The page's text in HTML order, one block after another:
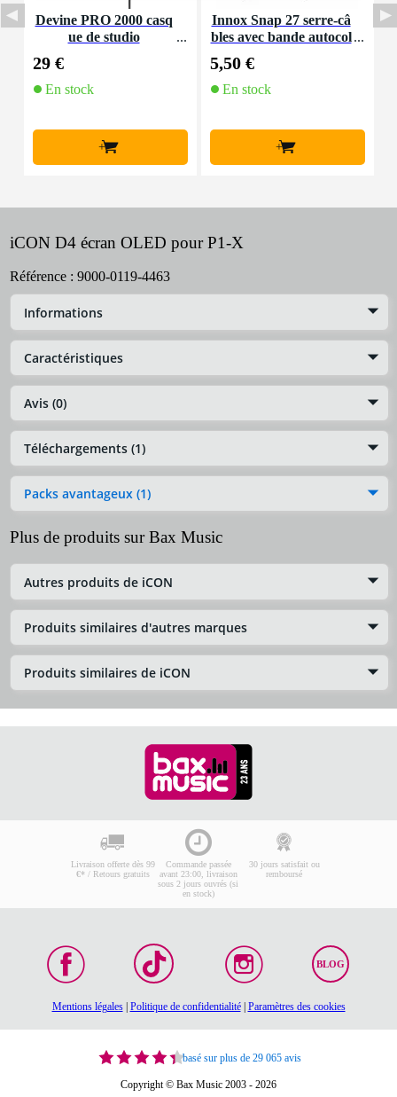
Devine PRO 2000 casq
ue de studio
29 €
En stock
+
Innox Snap 27 serre-câ
bles avec bande autocol
5,50 €
En stock
+
iCON D4 écran OLED pour P1-X
Référence : 9000-0119-4463
Informations
Caractéristiques
Avis (0)
Téléchargements (1)
Packs avantageux (1)
Plus de produits sur Bax Music
Autres produits de iCON
Produits similaires d'autres marques
Produits similaires de iCON
Livraison offerte dès 99
€* / Retours gratuits
Commande passée
avant 23:00, livraison
sous 2 jours ouvrés (si
en stock)
30 jours satisfait ou
remboursé
BLOG
Mentions légales| Politique de confidentialité| Paramètres des cookies
basé sur plus de 29 065 avis
Copyright © Bax Music 2003 - 2026